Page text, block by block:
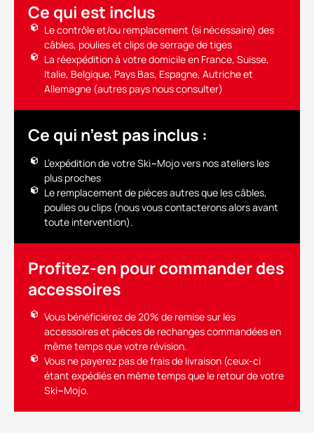
Ce qui est inclus
Le contrôle et/ou remplacement (si nécessaire) des
câbles, poulies et clips de serrage de tiges
La réexpédition à votre domicile en France, Suisse,
Italie, Belgique, Pays Bas, Espagne, Autriche et
Allemagne (autres pays nous consulter)
Ce qui n’est pas inclus :
L’expédition de votre Ski~Mojo vers nos ateliers les
plus proches
Le remplacement de pièces autres que les câbles,
poulies ou clips (nous vous contacterons alors avant
toute intervention).
Profitez-en pour commander des
accessoires
Vous bénéficierez de 20% de remise sur les
accessoires et pièces de rechanges commandées en
même temps que votre révision.
Vous ne payerez pas de frais de livraison (ceux-ci
étant expédiés en même temps que le retour de votre
Ski~Mojo.